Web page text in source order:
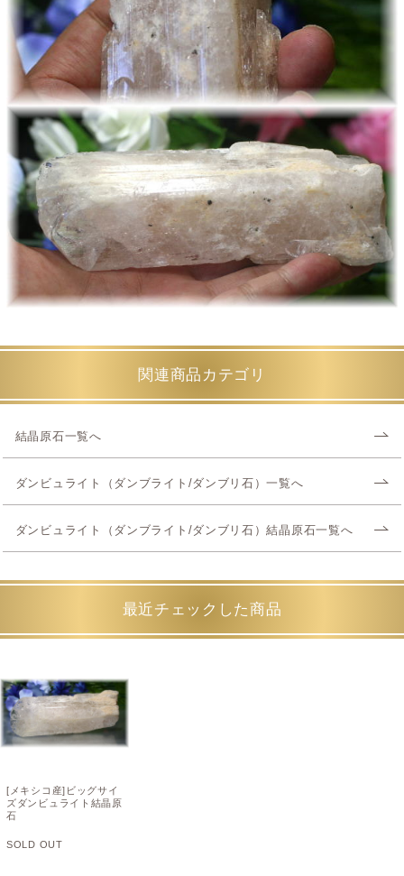
関連商品カテゴリ
結晶原石一覧へ
ダンビュライト（ダンブライト/ダンブリ石）一覧へ
ダンビュライト（ダンブライト/ダンブリ石）結晶原石一覧へ
最近チェックした商品
[メキシコ産]ビッグサイ
ズダンビュライト結晶原
石
SOLD OUT